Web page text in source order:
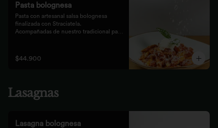
Pasta bolognesa
Pasta con artesanal salsa bolognesa
finalizada con Straciatela.
Acompañadas de nuestro tradicional pan
$44.900
Lasagnas
Lasagna bolognesa